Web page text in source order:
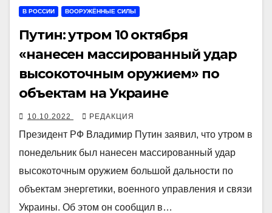
В РОССИИ ВООРУЖЁННЫЕ СИЛЫ
Путин: утром 10 октября
«нанесен массированный удар
высокоточным оружием» по
объектам на Украине
10.10.2022 РЕДАКЦИЯ
Президент РФ Владимир Путин заявил, что утром в
понедельник был нанесен массированный удар
высокоточным оружием большой дальности по
объектам энергетики, военного управления и связи
Украины. Об этом он сообщил в…